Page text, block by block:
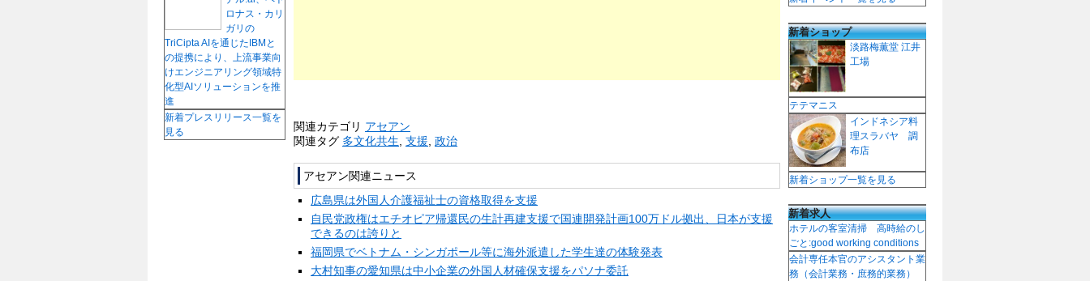
関連カテゴリ アセアン
関連タグ 多文化共生 支援 政治
アセアン関連ニュース
広島県は外国人介護福祉士の資格取得を支援
自民党政権はエチオピア帰還民の生計再建支援で国連開発計画100万ドル拠出、日本が支援
できるのは誇りと
福岡県でベトナム・シンガポール等に海外派遣した学生達の体験発表
大村知事の愛知県は中小企業の外国人材確保支援をパソナ委託
ロナス・カリ
ガリの
TriCipta AIを通じたIBMと
の提携により、上流事業向
けエンジニアリング領域特
化型AIソリューションを推
進
新着プレスリリース一覧を
見る
新着ショップ
淡路梅薫堂 江井
工場
テテマニス
インドネシア料
理スラバヤ 調
布店
新着ショップ一覧を見る
新着求人
ホテルの客室清掃 高時給のし
ごと:good working conditions
会計専任本官のアシスタント業
務（会計業務・庶務的業務）